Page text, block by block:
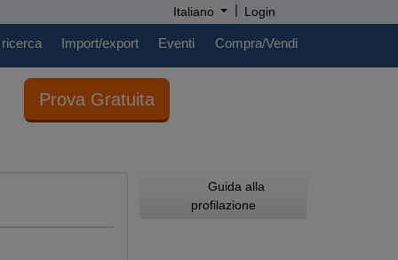
Italiano | Login
Import/export Eventi Compra/Vendi
Prova Gratuita
Guida alla
profilazione